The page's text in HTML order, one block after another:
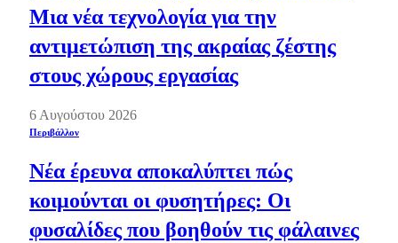
Μια νέα τεχνολογία για την
αντιμετώπιση της ακραίας ζέστης
στους χώρους εργασίας
6 Αυγούστου 2026
Περιβάλλον
Νέα έρευνα αποκαλύπτει πώς
κοιμούνται οι φυσητήρες: Οι
φυσαλίδες που βοηθούν τις φάλαινες